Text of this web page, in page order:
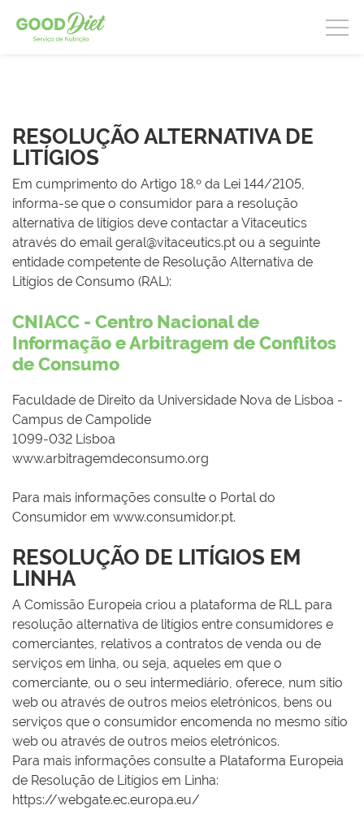
RESOLUÇÃO ALTERNATIVA DE
LITÍGIOS
Em cumprimento do Artigo 18.º da Lei 144/2105,
informa-se que o consumidor para a resolução
alternativa de litígios deve contactar a Vitaceutics
através do email geral@vitaceutics.pt ou a seguinte
entidade competente de Resolução Alternativa de
Litígios de Consumo (RAL):
CNIACC - Centro Nacional de
Informação e Arbitragem de Conflitos
de Consumo
Faculdade de Direito da Universidade Nova de Lisboa -
Campus de Campolide
1099-032 Lisboa
www.arbitragemdeconsumo.org
Para mais informações consulte o Portal do
Consumidor em www.consumidor.pt.
RESOLUÇÃO DE LITÍGIOS EM
LINHA
A Comissão Europeia criou a plataforma de RLL para
resolução alternativa de litígios entre consumidores e
comerciantes, relativos a contratos de venda ou de
serviços em linha, ou seja, aqueles em que o
comerciante, ou o seu intermediário, oferece, num sítio
web ou através de outros meios eletrónicos, bens ou
serviços que o consumidor encomenda no mesmo sítio
web ou através de outros meios eletrónicos.
Para mais informações consulte a Plataforma Europeia
de Resolução de Litígios em Linha:
https://webgate.ec.europa.eu/